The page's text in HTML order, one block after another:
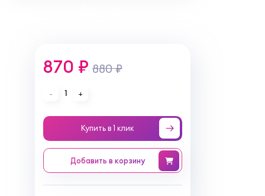
870 ₽ 880 ₽
- 1 +
Купить в 1 клик
Добавить в корзину